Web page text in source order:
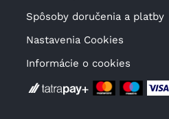
Spôsoby doručenia a platby
Nastavenia Cookies
Informácie o cookies